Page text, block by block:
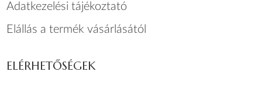
Adatkezelési tájékoztató
Elállás a termék vásárlásától
ELÉRHETŐSÉGEK